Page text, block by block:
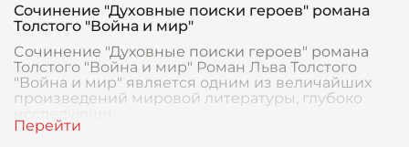
Сочинение "Духовные поиски героев" романа
Толстого "Война и мир"
Cочинение "Духовные поиски героев" романа
Толстого "Война и мир" Роман Льва Толстого
"Война и мир" является одним из величайших
произведений мировой литературы, глубоко